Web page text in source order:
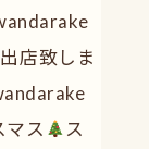
店致しま
マス
ス